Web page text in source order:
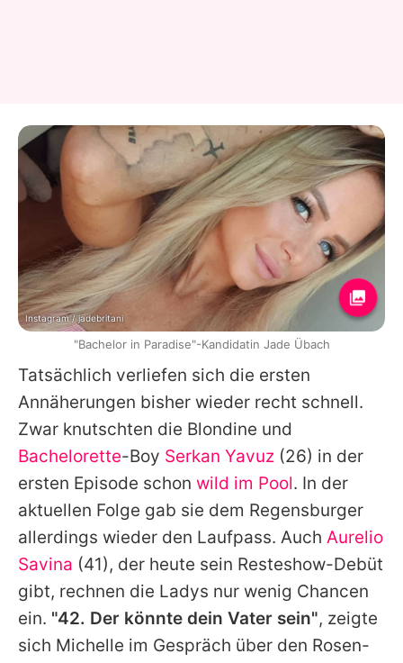
Tatsächlich verliefen sich die ersten
Annäherungen bisher wieder recht schnell.
Zwar knutschten die Blondine und
Bachelorette-Boy Serkan Yavuz (26) in der
ersten Episode schon wild im Pool. In der
aktuellen Folge gab sie dem Regensburger
allerdings wieder den Laufpass. Auch Aurelio
Savina (41), der heute sein Resteshow-Debüt
gibt, rechnen die Ladys nur wenig Chancen
ein. "42. Der könnte dein Vater sein", zeigte
sich Michelle im Gespräch über den Rosen-
Instagram / jadebritani
"Bachelor in Paradise"-Kandidatin Jade Übach